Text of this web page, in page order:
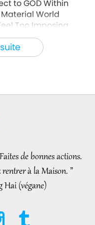
to GOD Within
World
Too Imposing
2026-08-05
concernant
qui
de bonnes actions.
à la Maison. ”
Hai (végane)